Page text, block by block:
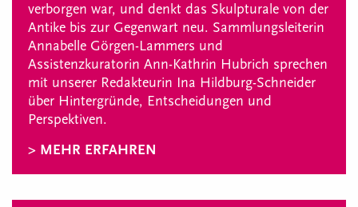
verborgen war, und denkt das Skulpturale von der
Antike bis zur Gegenwart neu. Sammlungsleiterin
Annabelle Görgen-Lammers und
Assistenzkuratorin Ann-Kathrin Hubrich sprechen
mit unserer Redakteurin Ina Hildburg-Schneider
über Hintergründe, Entscheidungen und
Perspektiven.
> MEHR ERFAHREN